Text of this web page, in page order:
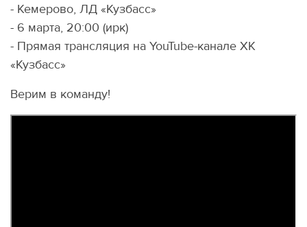
- Кемерово, ЛД «Кузбасс»
- 6 марта, 20:00 (ирк)
- Прямая трансляция на YouTube-канале ХК
«Кузбасс»
Верим в команду!